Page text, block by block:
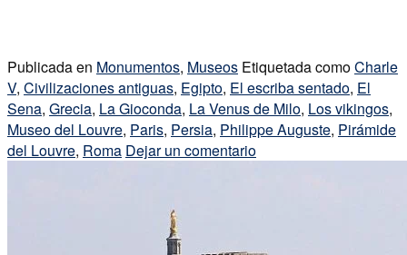
Publicada en Monumentos, Museos Etiquetada comoCharle
V, Civilizaciones antiguas, Egipto, El escriba sentado, El
Sena, Grecia, La Gioconda, La Venus de Milo, Los vikingos,
Museo del Louvre, Paris, Persia, Philippe Auguste, Pirámide
del Louvre, Roma Dejar un comentario